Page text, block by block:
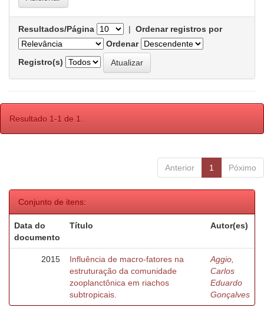
Resultados/Página | Ordenar registros por
Ordenar
Registro(s)
Resultado 1-1 de 1.
Anterior 1 Póximo
Conjunto de itens:
Data do
documento
Título Autor(es)
2015
Influência de macro-fatores na
estruturação da comunidade
zooplanctônica em riachos
subtropicais.
Aggio,
Carlos
Eduardo
Gonçalves